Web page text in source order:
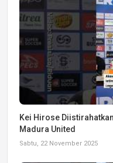
Kei Hirose
Madura United
Sabtu, 22 November 2025